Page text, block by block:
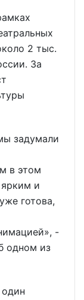
2 тыс.
За
задумали
в этом
и
готова,
-
одном из